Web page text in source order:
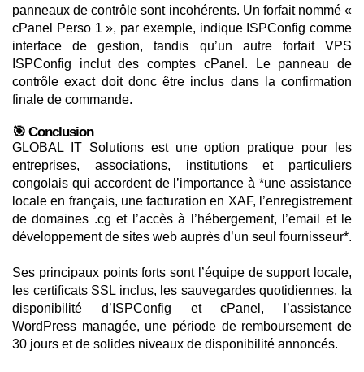
panneaux de contrôle sont incohérents. Un forfait nommé «
cPanel Perso 1 », par exemple, indique ISPConfig comme
interface de gestion, tandis qu’un autre forfait VPS
ISPConfig inclut des comptes cPanel. Le panneau de
contrôle exact doit donc être inclus dans la confirmation
finale de commande.
🎯 Conclusion
GLOBAL IT Solutions est une option pratique pour les
entreprises, associations, institutions et particuliers
congolais qui accordent de l’importance à *une assistance
locale en français, une facturation en XAF, l’enregistrement
de domaines .cg et l’accès à l’hébergement, l’email et le
développement de sites web auprès d’un seul fournisseur*.
Ses principaux points forts sont l’équipe de support locale,
les certificats SSL inclus, les sauvegardes quotidiennes, la
disponibilité d’ISPConfig et cPanel, l’assistance
WordPress managée, une période de remboursement de
30 jours et de solides niveaux de disponibilité annoncés.